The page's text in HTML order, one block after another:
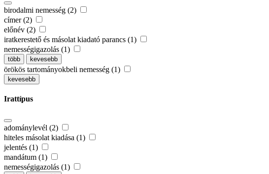
birodalmi nemesség (2)
címer (2)
előnév (2)
iratkerestető és másolat kiadató parancs (1)
nemességigazolás (1)
több kevesebb
örökös tartományokbeli nemesség (1)
kevesebb
Irattípus
adománylevél (2)
hiteles másolat kiadása (1)
jelentés (1)
mandátum (1)
nemességigazolás (1)